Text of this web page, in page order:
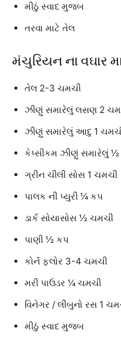
મીઠું સ્વાદ મુજબ
તરવા માટે તેલ
મંચુરિયન ના વઘાર
તેલ 2-3 ચમચી
ઝીણું સમારેલું લસણ 2
ઝીણું સમારેલું આદુ 1
કેપ્સીકમ ઝીણું સમારેલું ½
ગ્રીન ચીલી સોસ 1 ચમચી
પાલક ની પ્યુરી ¼ કપ
ડાર્ક સોયાસોસ ½ ચમચી
પાણી ½ કપ
કોર્ન ફ્લોર 3-4 ચમચી
મરી પાઉડર ¼ ચમચી
વિનેગર / લીંબુનો રસ 1
મીઠું સ્વાદ મુજબ